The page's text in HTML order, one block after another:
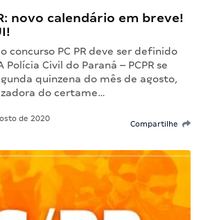
novo calendário em breve!
concurso PC PR deve ser definido
Civil do Paraná – PCPR se
quinzena do mês de agosto,
do certame…
de 2020
Compartilhe